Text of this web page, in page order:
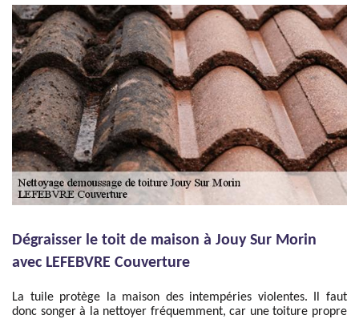
Dégraisser le toit de maison à Jouy Sur Morin
avec LEFEBVRE Couverture
La tuile protège la maison des intempéries violentes. Il faut
donc songer à la nettoyer fréquemment, car une toiture propre